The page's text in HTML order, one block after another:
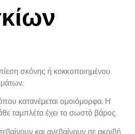
σκόνης ή κοκκοποιημένου
κατανέμεται ομοιόμορφα. Η
ταμπλέτα έχει το σωστό βάρος.
και ανεβαίνουν σε ακριβή